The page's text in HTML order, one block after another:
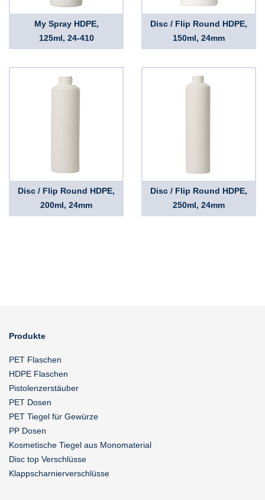
My Spray HDPE,
125ml, 24-410
Disc / Flip Round HDPE,
150ml, 24mm
Disc / Flip Round HDPE,
200ml, 24mm
Disc / Flip Round HDPE,
250ml, 24mm
Produkte
PET Flaschen
HDPE Flaschen
Pistolenzerstäuber
PET Dosen
PET Tiegel für Gewürze
PP Dosen
Kosmetische Tiegel aus Monomaterial
Disc top Verschlüsse
Klappscharnierverschlüsse